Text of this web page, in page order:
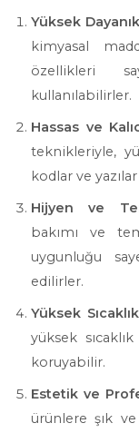
Yüksek
kimyasal
özellikleri
kullanılabilirler.
Hassas ve
teknikleriyle,
kodlar ve
Hijyen ve
bakımı ve
uygunluğu
edilirler.
Yüksek
yüksek
koruyabilir.
Estetik ve
ürünlere şık